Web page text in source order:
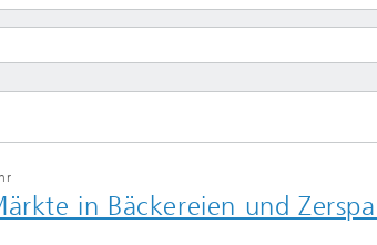
in Bäckereien und